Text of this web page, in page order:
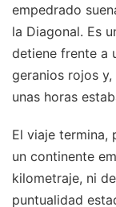
empedrado
la Diagonal. Es
detiene frente a
geranios rojos
unas horas
El viaje termina,
un continente
kilometraje, ni
puntualidad